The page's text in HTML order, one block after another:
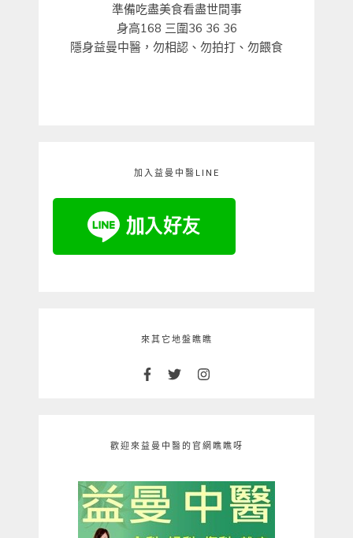
準備吃盡美食看盡世間事
身高168 三圍36 36 36
隱身益曼中醫，勿相認、勿拍打、勿餵食
加入益曼中醫LINE
來其它地盤瞧瞧
歡迎來益曼中醫的官網瞧瞧呀